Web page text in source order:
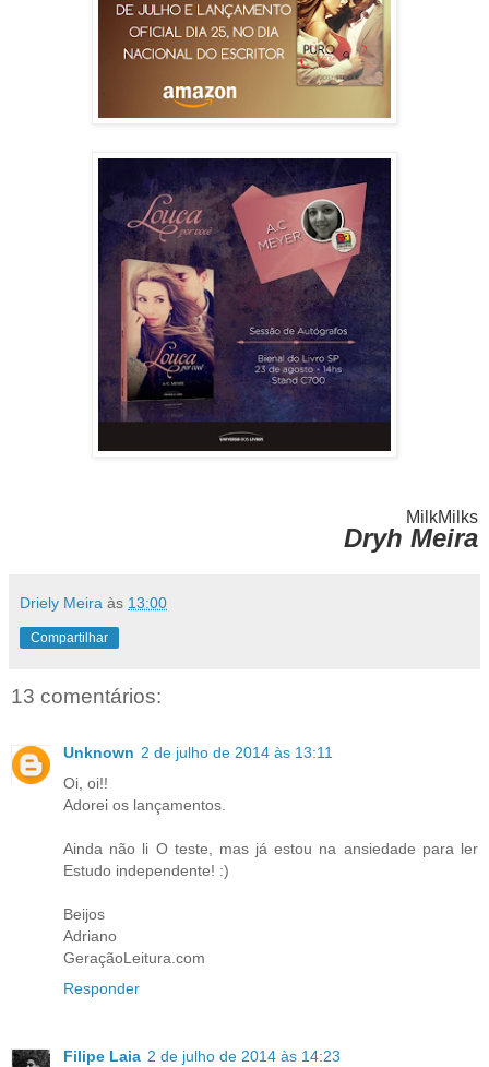
MilkMilks
Dryh Meira
Driely Meira às 13:00
Compartilhar
13 comentários:
Unknown 2 de julho de 2014 às 13:11
Oi, oi!!
Adorei os lançamentos.
Ainda não li O teste, mas já estou na ansiedade para ler
Estudo independente! :)
Beijos
Adriano
GeraçãoLeitura.com
Responder
Filipe Laia 2 de julho de 2014 às 14:23